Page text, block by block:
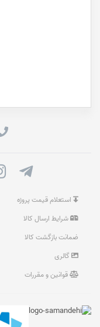
استعلام قیمت پروژه
شرایط ارسال کالا
ضمانت بازگشت کالا
گالری
قوانین و مقررات